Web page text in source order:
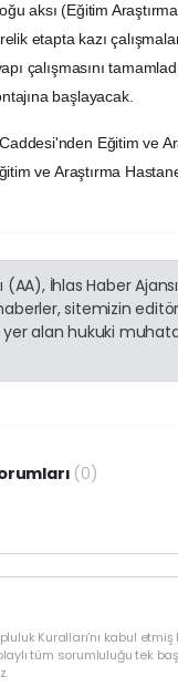
aksı (Eğitim
etapta kazı
çalışmasını
başlayacak.
Eğitim ve
ve Araştırma
(AA), İhlas Haber
sitemizin
alan hukuki
(0)
Kuralları’nı kabul
tüm sorumluluğu tek